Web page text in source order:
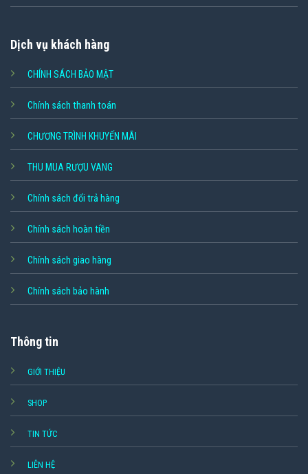
Dịch vụ khách hàng
CHÍNH SÁCH BẢO MẬT
Chính sách thanh toán
CHƯƠNG TRÌNH KHUYẾN MÃI
THU MUA RƯỢU VANG
Chính sách đổi trả hàng
Chính sách hoàn tiền
Chính sách giao hàng
Chính sách bảo hành
Thông tin
GIỚI THIỆU
SHOP
TIN TỨC
LIÊN HỆ